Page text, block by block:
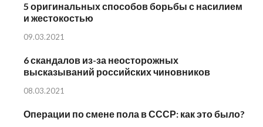
5 оригинальных способов борьбы с насилием
и жестокостью
09.03.2021
6 скандалов из-за неосторожных
высказываний российских чиновников
08.03.2021
Операции по смене пола в СССР: как это было?